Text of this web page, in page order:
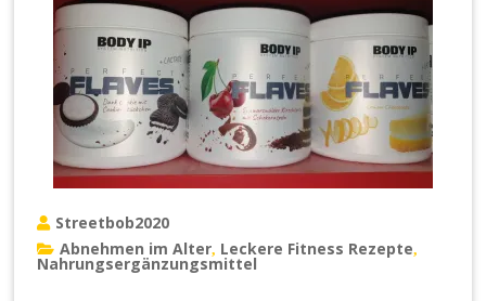
Streetbob2020
Abnehmen im Alter Leckere Fitness Rezepte
Nahrungsergänzungsmittel